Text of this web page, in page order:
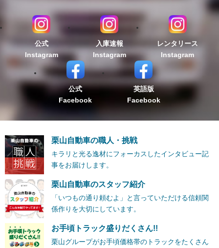
公式
Instagram
入庫速報
Instagram
レンタリース
Instagram
公式
Facebook
英語版
Facebook
栗山自動車の職人・挑戦
キラリと光る逸材にフォーカスしたインタビュー記
事をお届けします。
栗山自動車のスタッフ紹介
「いつもの通り頼むよ」と言っていただける信頼関
係作りを大切にしています。
お手頃トラック盛りだくさん!!
栗山グループがお手頃価格帯のトラックをたくさん